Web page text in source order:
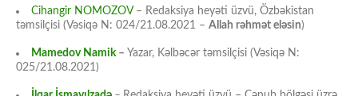
Cihangir NOMOZOV– Redaksiya heyəti üzvü, Özbəkistan
təmsilçisi (Vəsiqə N: 024/21.08.2021 – Allah rəhmət eləsin)
Mamedov Namik– Yazar, Kəlbəcər təmsilçisi (Vəsiqə N:
025/21.08.2021)